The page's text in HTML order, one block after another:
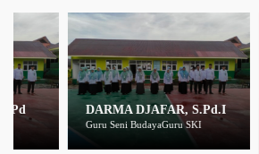
DARMA DJAFAR, S.Pd.I
Guru Seni BudayaGuru SKI